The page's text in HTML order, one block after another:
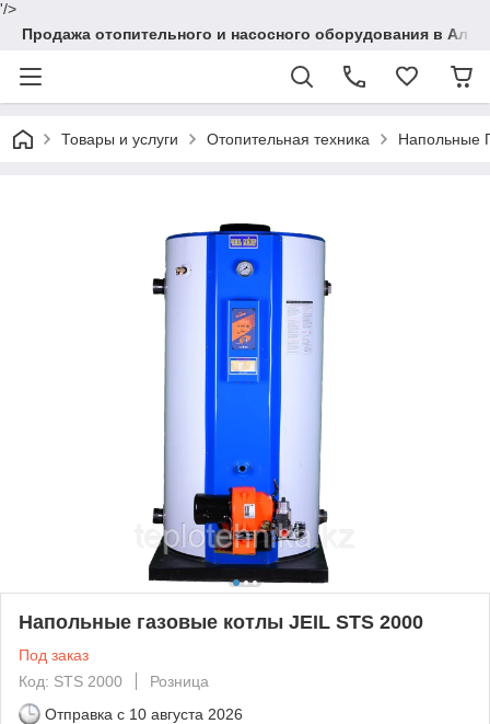
'/>
Продажа отопительного и насосного оборудования в
Товары и услуги Отопительная техника Напольные
Напольные газовые котлы JEIL STS 2000
Под заказ
Код: STS 2000
Розница
Отправка с 10 августа 2026